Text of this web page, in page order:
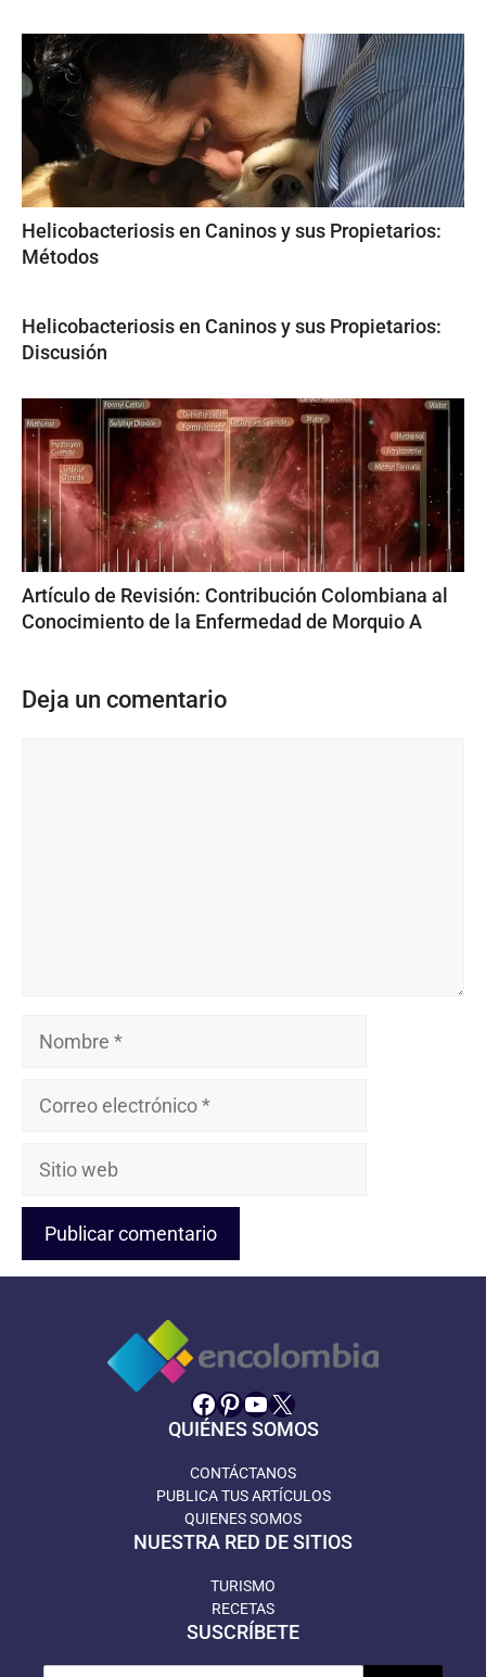
Helicobacteriosis en Caninos y sus Propietarios:
Métodos
Helicobacteriosis en Caninos y sus Propietarios:
Discusión
Artículo de Revisión: Contribución Colombiana al
Conocimiento de la Enfermedad de Morquio A
Deja un comentario
Nombre
Sitio
Facebook
Pinterest
YouTube
X
QUIÉNES SOMOS
CONTÁCTANOS
PUBLICA TUS ARTÍCULOS
QUIENES SOMOS
NUESTRA RED DE SITIOS
TURISMO
RECETAS
SUSCRÍBETE